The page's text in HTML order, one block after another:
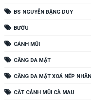
BS NGUYỄN ĐẶNG DUY
BƯỚU
CÁNH MŨI
CĂNG DA MẶT
CĂNG DA MẶT XOÁ NẾP NHĂN
CẮT CÁNH MŨI CÀ MAU